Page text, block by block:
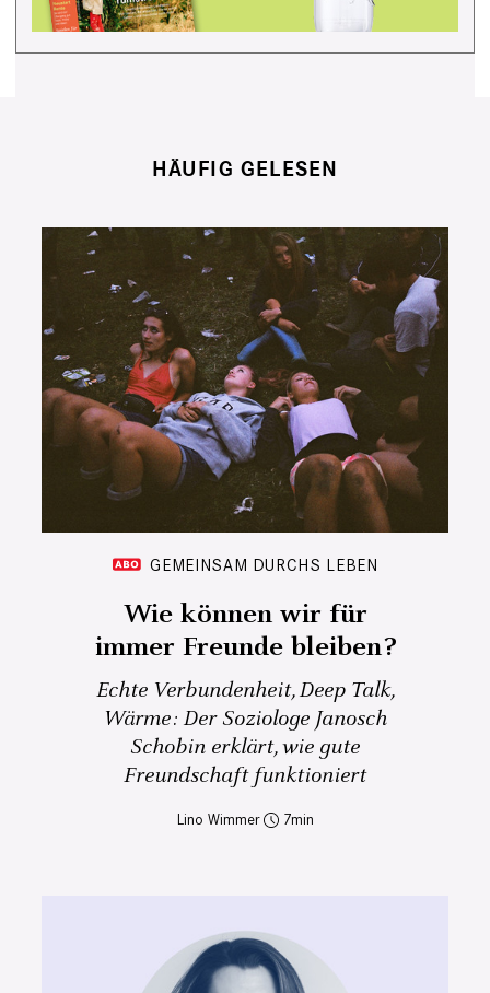
HÄUFIG GELESEN
GEMEINSAM DURCHS LEBEN
Wie können wir für
immer Freunde bleiben?
Echte Verbundenheit, Deep Talk,
Wärme: Der Soziologe Janosch
Schobin erklärt, wie gute
Freundschaft funktioniert
Lino Wimmer 7